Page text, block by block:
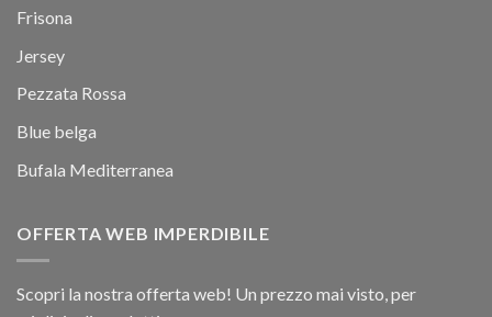
Frisona
Jersey
Pezzata Rossa
Blue belga
Bufala Mediterranea
OFFERTA WEB IMPERDIBILE
Scopri la nostra offerta web! Un prezzo mai visto, per